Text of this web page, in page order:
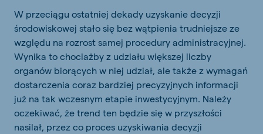
W przeciągu ostatniej dekady uzyskanie decyzji
środowiskowej stało się bez wątpienia trudniejsze ze
względu na rozrost samej procedury administracyjnej.
Wynika to chociażby z udziału większej liczby
organów biorących w niej udział, ale także z wymagań
dostarczenia coraz bardziej precyzyjnych informacji
już na tak wczesnym etapie inwestycyjnym. Należy
oczekiwać, że trend ten będzie się w przyszłości
nasilał, przez co proces uzyskiwania decyzji